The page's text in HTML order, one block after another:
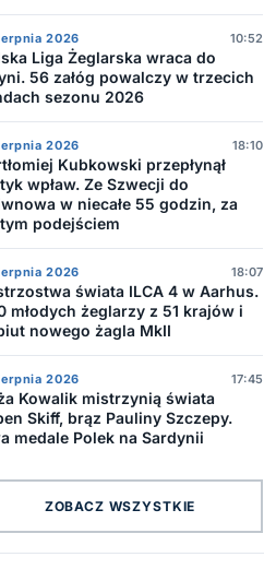
2026 10:52
Liga Żeglarska wraca do
56 załóg powalczy w trzecich
sezonu 2026
2026 18:10
Kubkowski przepłynął
wpław. Ze Szwecji do
w niecałe 55 godzin, za
podejściem
2026 18:07
świata ILCA 4 w Aarhus.
młodych żeglarzy z 51 krajów i
nowego żagla MkII
2026 17:45
Kowalik mistrzynią świata
Skiff, brąz Pauliny Szczepy.
medale Polek na Sardynii
ZOBACZ WSZYSTKIE